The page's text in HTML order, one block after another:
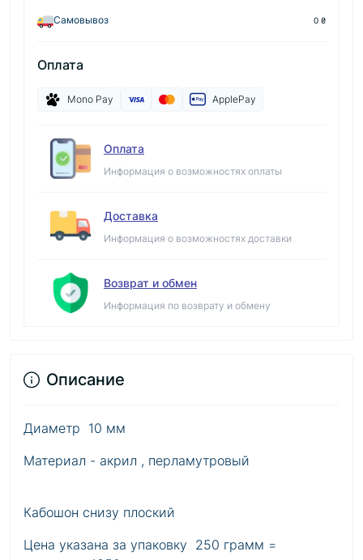
Самовывоз 0 ₴
Оплата
Mono Pay ApplePay
Оплата
Информация о возможностях оплаты
Доставка
Информация о возможностях доставки
Возврат и обмен
Информация по возврату и обмену
Описание
Диаметр 10 мм
Материал - акрил , перламутровый
Кабошон снизу плоский
Цена указана за упаковку 250 грамм =